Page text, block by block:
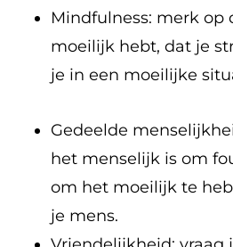
Mindfulness: merk op
moeilijk hebt, dat je
je in een moeilijke
Gedeelde
het menselijk is om
om het moeilijk te
je mens.